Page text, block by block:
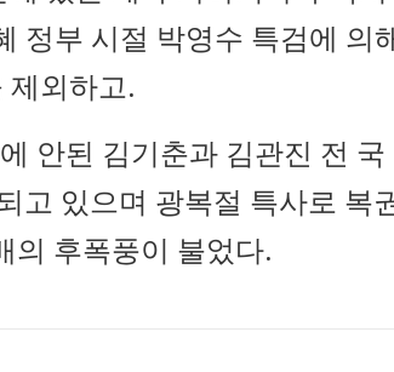
정부 시절 박영수 특검에 의
제외하고.
안된 김기춘과 김관진 전 국
고 있으며 광복절 특사로 복
의 후폭풍이 불었다.